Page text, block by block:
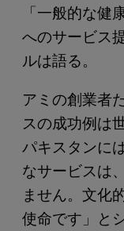
「一般的な健
へのサービス
ルは語る。
アミの創業者
スの成功例は
パキスタンに
なサービスは
ません。文化
使命です」と